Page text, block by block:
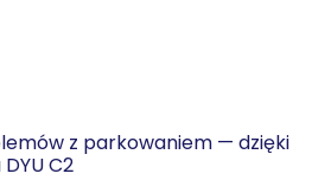
z parkowaniem — dzięki
C2